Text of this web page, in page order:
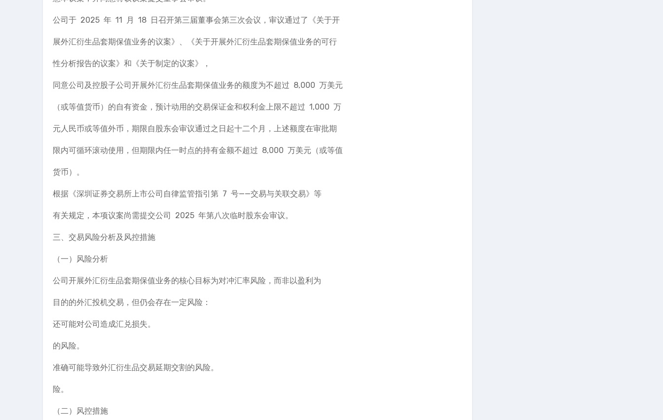
公司于 2025 年 11 月 18 日召开第三届董事会第三次会议，审议通过了《关于开
展外汇衍生品套期保值业务的议案》、《关于开展外汇衍生品套期保值业务的可行
性分析报告的议案》和《关于制定的议案》，
同意公司及控股子公司开展外汇衍生品套期保值业务的额度为不超过 8,000 万美元
（或等值货币）的自有资金，预计动用的交易保证金和权利金上限不超过 1,000 万
元人民币或等值外币，期限自股东会审议通过之日起十二个月，上述额度在审批期
限内可循环滚动使用，但期限内任一时点的持有金额不超过 8,000 万美元（或等值
货币）。
根据《深圳证券交易所上市公司自律监管指引第 7 号——交易与关联交易》等
有关规定，本项议案尚需提交公司 2025 年第八次临时股东会审议。
三、交易风险分析及风控措施
（一）风险分析
公司开展外汇衍生品套期保值业务的核心目标为对冲汇率风险，而非以盈利为
目的的外汇投机交易，但仍会存在一定风险：
还可能对公司造成汇兑损失。
的风险。
准确可能导致外汇衍生品交易延期交割的风险。
险。
（二）风控措施